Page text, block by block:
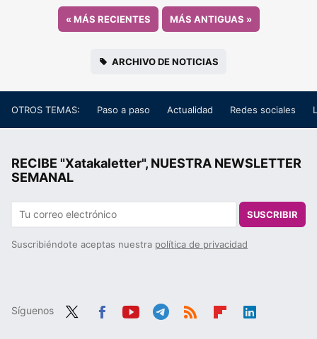
«MÁS RECIENTES MÁS ANTIGUAS »
ARCHIVO DE NOTICIAS
OTROS TEMAS: Paso a paso Actualidad Redes sociales
RECIBE "Xatakaletter", NUESTRA NEWSLETTER
SEMANAL
SUSCRIBIR
Suscribiéndote aceptas nuestra política de privacidad
Síguenos